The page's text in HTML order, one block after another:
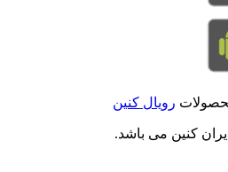
رویال کنین
کنین می باشد.